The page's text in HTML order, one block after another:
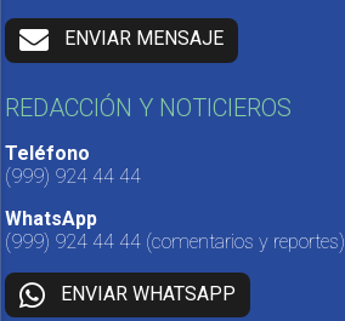
ENVIAR MENSAJE
REDACCIÓN Y NOTICIEROS
Teléfono
(999) 924 44 44
WhatsApp
(999) 924 44 44 (comentarios y reportes)
ENVIAR WHATSAPP